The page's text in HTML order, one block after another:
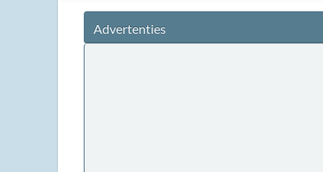
Advertenties